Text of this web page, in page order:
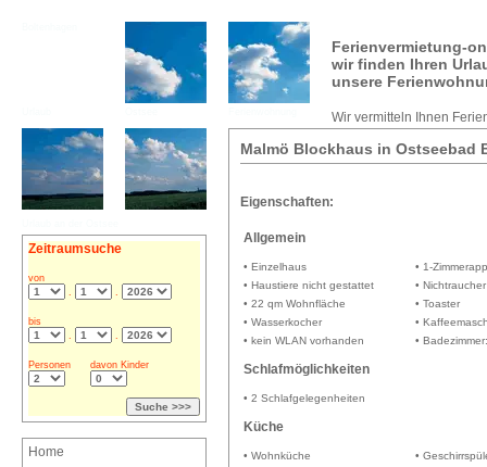
Ferienvermietung-
wir finden Ihren
unsere
Wir vermitteln Ihnen
Malmö Blockhaus in Ostseebad
Eigenschaften:
Allgemein
• Einzelhaus
• 1-
• Haustiere nicht gestattet
• Nichtraucher
• 22 qm Wohnfläche
• Toaster
• Wasserkocher
•
• kein WLAN vorhanden
•
Schlafmöglichkeiten
• 2 Schlafgelegenheiten
Küche
• Wohnküche
•
Zeitraumsuche
von
.
.
bis
.
.
Personen davon Kinder
Home